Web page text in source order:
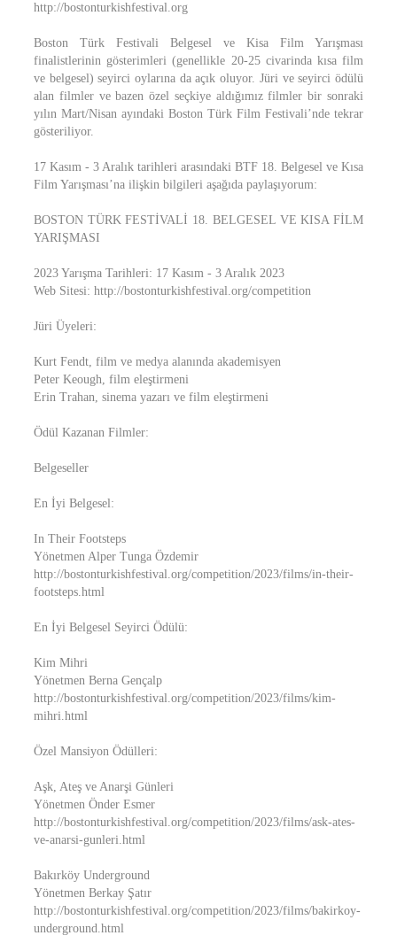
http://bostonturkishfestival.org
Boston Türk Festivali Belgesel ve Kisa Film Yarışması
finalistlerinin gösterimleri (genellikle 20-25 civarinda kısa film
ve belgesel) seyirci oylarına da açık oluyor. Jüri ve seyirci ödülü
alan filmler ve bazen özel seçkiye aldığımız filmler bir sonraki
yılın Mart/Nisan ayındaki Boston Türk Film Festivali’nde tekrar
gösteriliyor.
17 Kasım - 3 Aralık tarihleri arasındaki BTF 18. Belgesel ve Kısa
Film Yarışması’na ilişkin bilgileri aşağıda paylaşıyorum:
BOSTON TÜRK FESTİVALİ 18. BELGESEL VE KISA FİLM
YARIŞMASI
2023 Yarışma Tarihleri: 17 Kasım - 3 Aralık 2023
Web Sitesi: http://bostonturkishfestival.org/competition
Jüri Üyeleri:
Kurt Fendt, film ve medya alanında akademisyen
Peter Keough, film eleştirmeni
Erin Trahan, sinema yazarı ve film eleştirmeni
Ödül Kazanan Filmler:
Belgeseller
En İyi Belgesel:
In Their Footsteps
Yönetmen Alper Tunga Özdemir
http://bostonturkishfestival.org/competition/2023/films/in-their-
footsteps.html
En İyi Belgesel Seyirci Ödülü:
Kim Mihri
Yönetmen Berna Gençalp
http://bostonturkishfestival.org/competition/2023/films/kim-
mihri.html
Özel Mansiyon Ödülleri:
Aşk, Ateş ve Anarşi Günleri
Yönetmen Önder Esmer
http://bostonturkishfestival.org/competition/2023/films/ask-ates-
ve-anarsi-gunleri.html
Bakırköy Underground
Yönetmen Berkay Şatır
http://bostonturkishfestival.org/competition/2023/films/bakirkoy-
underground.html